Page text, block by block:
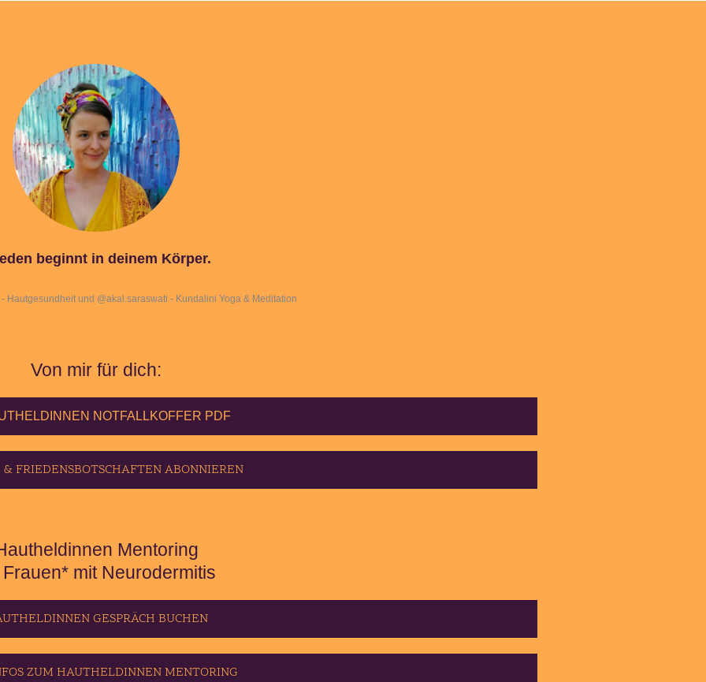
beginnt in deinem Körper.
Hautgesundheit und @akal.saraswati - Kundalini Yoga & Meditation
Von mir für dich:
NOTFALLKOFFER PDF
& FRIEDENSBOTSCHAFTEN ABONNIEREN
Mentoring
mit Neurodermitis
GESPRÄCH BUCHEN
ZUM HAUTHELDINNEN MENTORING